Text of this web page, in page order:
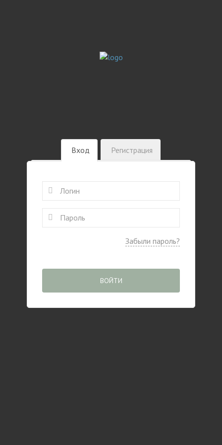
Вход Регистрация
Забыли пароль?
ВОЙТИ